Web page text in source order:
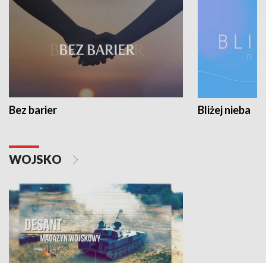
Bez barier Bliżej nieba
WOJSKO